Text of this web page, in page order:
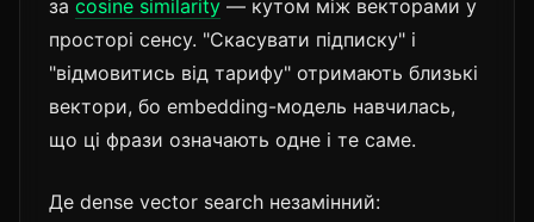
за cosine similarity — кутом між векторами у
просторі сенсу. "Скасувати підписку" і
"відмовитись від тарифу" отримають близькі
вектори, бо embedding-модель навчилась,
що ці фрази означають одне і те саме.
Де dense vector search незамінний: